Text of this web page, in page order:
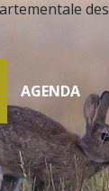
des
AGENDA